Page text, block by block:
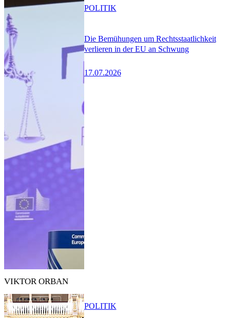
Die Bemühungen um Rechtsstaatlichkeit
verlieren in der EU an Schwung
17.07.2026
POLITIK
VIKTOR ORBAN
POLITIK